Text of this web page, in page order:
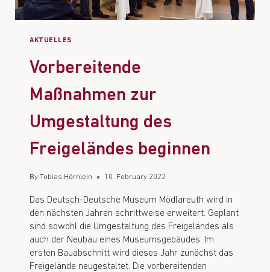
AKTUELLES
Vorbereitende
Maßnahmen zur
Umgestaltung des
Freigeländes beginnen
By Tobias Hörnlein 10. February 2022
Das Deutsch-Deutsche Museum Mödlareuth wird in
den nächsten Jahren schrittweise erweitert. Geplant
sind sowohl die Umgestaltung des Freigeländes als
auch der Neubau eines Museumsgebäudes. Im
ersten Bauabschnitt wird dieses Jahr zunächst das
Freigelände neugestaltet. Die vorbereitenden